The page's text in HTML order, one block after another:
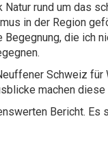
rund um das
in der Region
die ich
Schweiz für
machen
Bericht. Es